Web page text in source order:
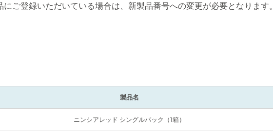
ご登録いただいている場合は、新製品番号への変更が必要となります。
製品名
ニンシアレッド シングルパック（1箱）